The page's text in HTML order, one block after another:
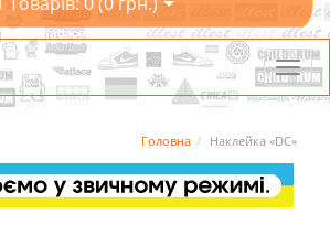
Головна Наклейка «DC»